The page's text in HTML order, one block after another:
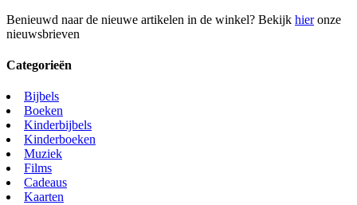
Benieuwd naar de nieuwe artikelen in de winkel? Bekijk hieronze
nieuwsbrieven
Categorieën
Bijbels
Boeken
Kinderbijbels
Kinderboeken
Muziek
Films
Cadeaus
Kaarten